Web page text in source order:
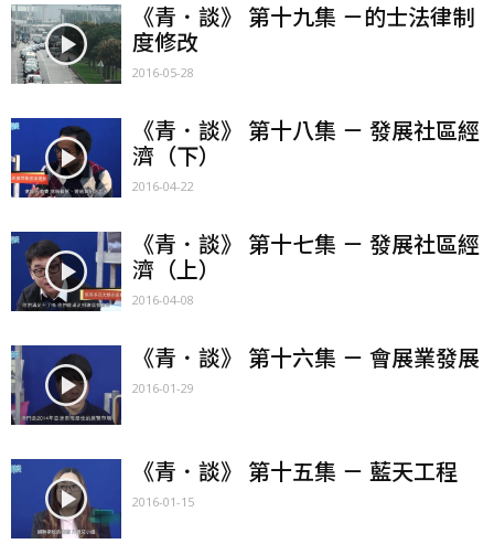
《青．談》 第十九集 －的士法律制
度修改
2016-05-28
《青．談》 第十八集 － 發展社區經
濟（下）
2016-04-22
《青．談》 第十七集 － 發展社區經
濟（上）
2016-04-08
《青．談》 第十六集 － 會展業發展
2016-01-29
《青．談》 第十五集 － 藍天工程
2016-01-15